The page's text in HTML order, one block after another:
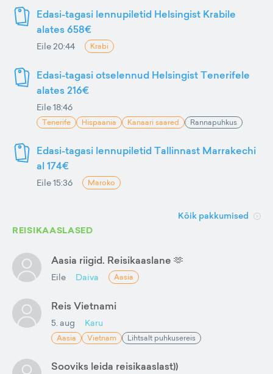
Edasi-tagasi lennupiletid Helsingist Krabile
alates 658€
Eile 20:44 Krabi
Edasi-tagasi otselennud Helsingist Tenerifele
alates 216€
Eile 18:46
Tenerife Hispaania Kanaari saared Rannapuhkus
Edasi-tagasi lennupiletid Tallinnast Marrakechi
al 174€
Eile 15:36 Maroko
Kõik pakkumised
REISIKAASLASED
Aasia riigid. Reisikaaslane 🫶
Eile Daiva Aasia
Reis Vietnami
5. aug Karu
Aasia Vietnam Lihtsalt puhkusereis
Sooviks leida reisikaaslast))